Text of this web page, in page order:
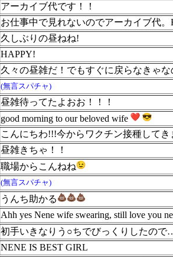
アーカイブ代です！！
お仕事中で見れないのでアーカイブ代
久しぶりの昼ねね!
HAPPY!
久々の昼雑だ！でもすぐに戻らなきゃ
(無言スパチャ)
昼雑待ってたよおお！！！
good morning to our beloved wife
こんにちわ!!!今からワクチン接種して
昼雑きちゃ！！
職場からこんねね
(無言スパチャ)
うんち助かる
Ahh yes Nene wife swearing, still love you
初手いきなりう○ちでびっくりしたので
NENE IS BEST GIRL